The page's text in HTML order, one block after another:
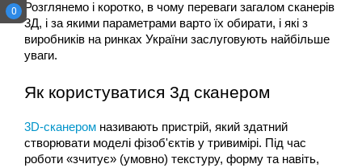
0
Розглянемо і коротко, в чому переваги загалом сканерів
3Д, і за якими параметрами варто їх обирати, і які з
виробників на ринках України заслуговують найбільше
уваги.
Як користуватися 3д сканером
3D-сканером називають пристрій, який здатний
створювати моделі фізоб'єктів у тривимірі. Під час
роботи «зчитує» (умовно) текстуру, форму та навіть,